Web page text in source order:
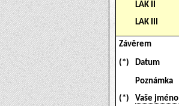
LAK II
LAK III
Závěrem
(*) Datum
Poznámka
(*)
Vaše jméno